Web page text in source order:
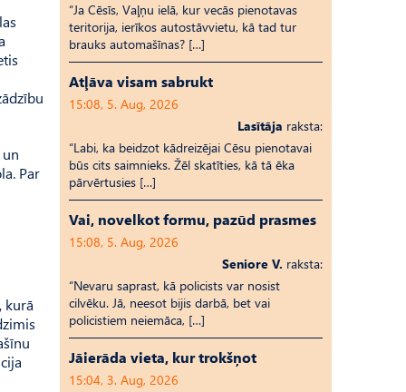
Par
kurā
“Ja Cēsīs, Vaļņu ielā, kur vecās pienotavas
teritorija, ierīkos autostāvvietu, kā tad tur
brauks automašīnas? […]
Atļāva visam sabrukt
15:08, 5. Aug, 2026
Lasītāja raksta:
“Labi, ka beidzot kādreizējai Cēsu pienotavai
būs cits saimnieks. Žēl skatīties, kā tā ēka
pārvērtusies […]
Vai, novelkot formu, pazūd prasmes
15:08, 5. Aug, 2026
Seniore V. raksta:
“Nevaru saprast, kā policists var nosist
cilvēku. Jā, neesot bijis darbā, bet vai
policistiem neiemāca, […]
Jāierāda vieta, kur trokšņot
15:04, 3. Aug, 2026